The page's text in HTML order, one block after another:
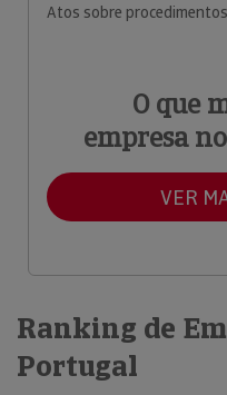
Atos sobre procedimentos
O que
empresa
VER
Ranking de
Portugal